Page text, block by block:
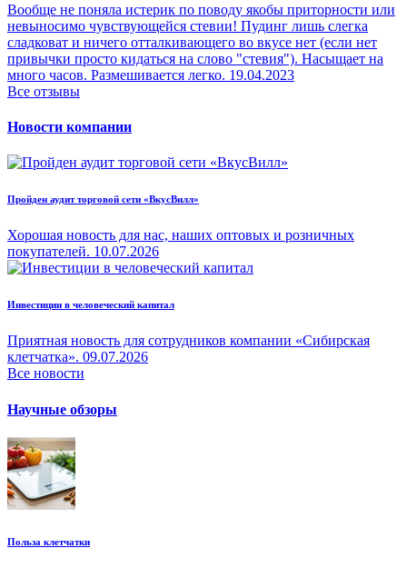
Вообще не поняла истерик по поводу якобы приторности или
невыносимо чувствующейся стевии! Пудинг лишь слегка
сладковат и ничего отталкивающего во вкусе нет (если нет
привычки просто кидаться на слово "стевия"). Насыщает на
много часов. Размешивается легко. 19.04.2023
Все отзывы
Новости компании
Пройден аудит торговой сети «ВкусВилл»
Хорошая новость для нас, наших оптовых и розничных
покупателей. 10.07.2026
Инвестиции в человеческий капитал
Приятная новость для сотрудников компании «Сибирская
клетчатка». 09.07.2026
Все новости
Научные обзоры
Польза клетчатки